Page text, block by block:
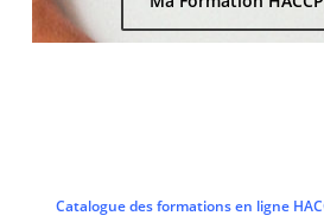
Catalogue des formations en ligne